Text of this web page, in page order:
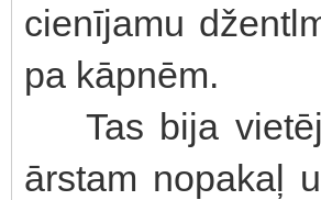
cienījamu
pa kāpnēm.
Tas bija
ārstam nopakaļ